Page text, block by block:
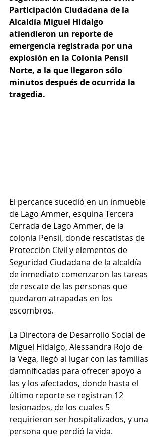
Participación Ciudadana de la
Alcaldía Miguel Hidalgo
atiendieron un reporte de
emergencia registrada por una
explosión en la Colonia Pensil
Norte, a la que llegaron sólo
minutos después de ocurrida la
tragedia.
El percance sucedió en un inmueble
de Lago Ammer, esquina Tercera
Cerrada de Lago Ammer, de la
colonia Pensil, donde rescatistas de
Protección Civil y elementos de
Seguridad Ciudadana de la alcaldía
de inmediato comenzaron las tareas
de rescate de las personas que
quedaron atrapadas en los
escombros.
La Directora de Desarrollo Social de
Miguel Hidalgo, Alessandra Rojo de
la Vega, llegó al lugar con las familias
damnificadas para ofrecer apoyo a
las y los afectados, donde hasta el
último reporte se registran 12
lesionados, de los cuales 5
requirieron ser hospitalizados, y una
persona que perdió la vida.